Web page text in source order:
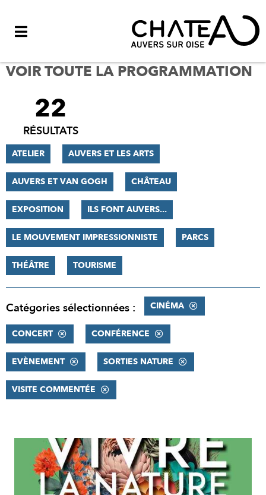
VOIR TOUTE LA PROGRAMMATION
FILTRER
RÉSULTATS
22
RÉSULTATS
ATELIER AUVERS ET LES ARTS
AUVERS ET VAN GOGH CHÂTEAU
EXPOSITION ILS FONT AUVERS...
LE MOUVEMENT IMPRESSIONNISTE PARCS
THÉÂTRE TOURISME
Catégories sélectionnées : CINÉMA
CONCERT CONFÉRENCE
EVÈNEMENT SORTIES NATURE
VISITE COMMENTÉE
RÉSULTATS